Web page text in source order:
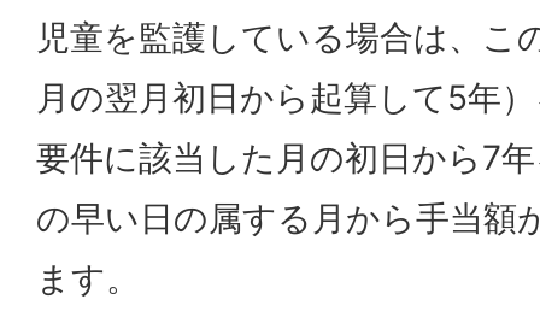
児童を監護している場合は、こ
月の翌月初日から起算して5年
要件に該当した月の初日から7
の早い日の属する月から手当額
ます。